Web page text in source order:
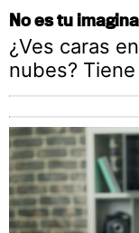
No es tu
¿Ves caras
nubes?